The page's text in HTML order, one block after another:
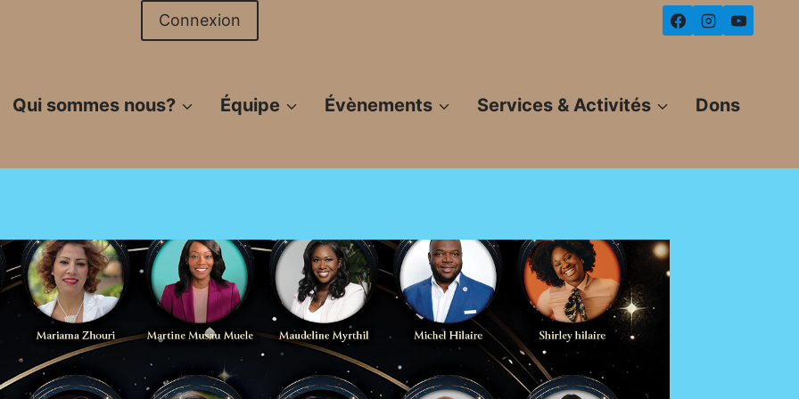
Connexion
Qui sommes nous? Équipe Évènements Services & Activités Dons